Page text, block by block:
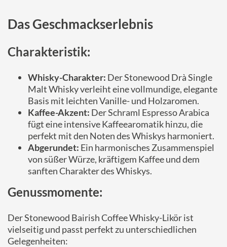
Das Geschmackserlebnis
Charakteristik:
Whisky-Charakter: Der Stonewood Drà Single
Malt Whisky verleiht eine vollmundige, elegante
Basis mit leichten Vanille- und Holzaromen.
Kaffee-Akzent: Der Schraml Espresso Arabica
fügt eine intensive Kaffeearomatik hinzu, die
perfekt mit den Noten des Whiskys harmoniert.
Abgerundet: Ein harmonisches Zusammenspiel
von süßer Würze, kräftigem Kaffee und dem
sanften Charakter des Whiskys.
Genussmomente:
Der Stonewood Bairish Coffee Whisky-Likör ist
vielseitig und passt perfekt zu unterschiedlichen
Gelegenheiten: